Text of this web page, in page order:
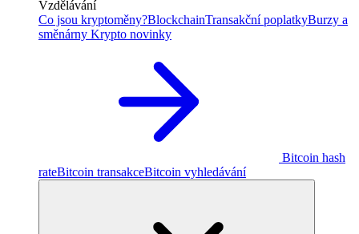
Vzdělávání
Co jsou kryptoměny?BlockchainTransakční poplatkyBurzy a
směnárny Krypto novinky
Bitcoin hash
rateBitcoin transakceBitcoin vyhledávání